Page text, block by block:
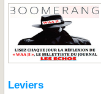
Leviers